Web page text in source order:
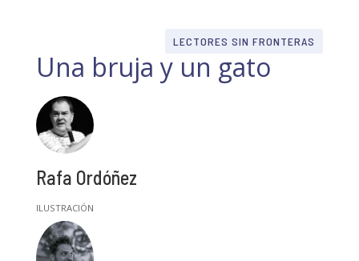
LECTORES SIN FRONTERAS
Una bruja y un gato
Rafa Ordóñez